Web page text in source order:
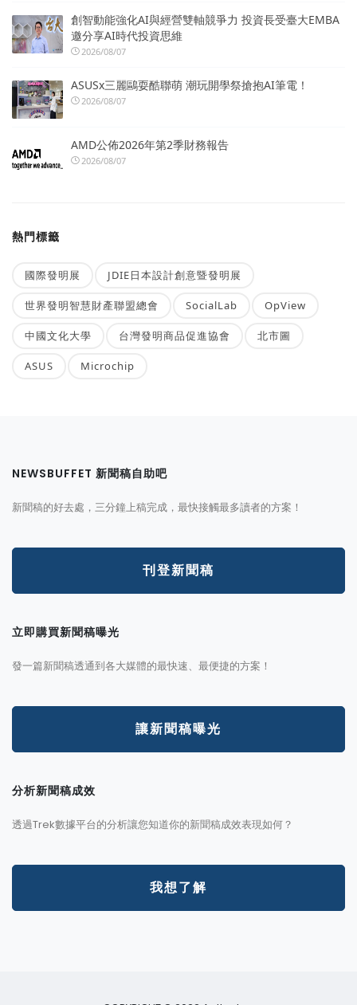
創智動能強化AI與經營雙軸競爭力 投資長受臺大EMBA
邀分享AI時代投資思維
2026/08/07
ASUSx三麗鷗耍酷聯萌 潮玩開學祭搶抱AI筆電！
2026/08/07
AMD公佈2026年第2季財務報告
2026/08/07
熱門標籤
國際發明展 JDIE日本設計創意暨發明展
世界發明智慧財產聯盟總會 SocialLab OpView
中國文化大學 台灣發明商品促進協會 北市圖
ASUS Microchip
NEWSBUFFET 新聞稿自助吧
新聞稿的好去處，三分鐘上稿完成，最快接觸最多讀者的方案！
刊登新聞稿
立即購買新聞稿曝光
發一篇新聞稿透通到各大媒體的最快速、最便捷的方案！
讓新聞稿曝光
分析新聞稿成效
透過Trek數據平台的分析讓您知道你的新聞稿成效表現如何？
我想了解